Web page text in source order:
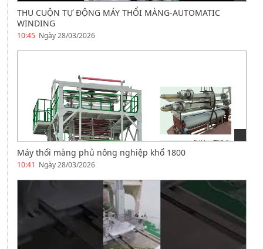
THU CUỘN TỰ ĐỘNG MÁY THỔI MÀNG-AUTOMATIC
WINDING
10:45 Ngày 28/03/2026
Máy thổi màng phủ nông nghiệp khổ 1800
10:41 Ngày 28/03/2026